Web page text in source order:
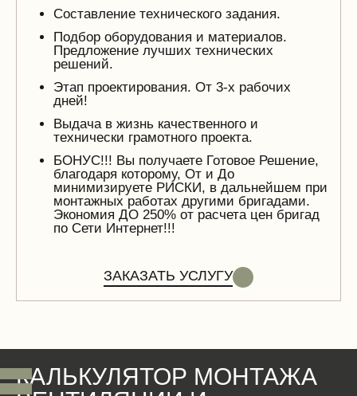
Составление технического задания.
Подбор оборудования и материалов.
Предложение лучших технических
решений.
Этап проектирования. От 3-х рабочих
дней!
Выдача в жизнь качественного и
технически грамотного проекта.
БОНУС!!! Вы получаете Готовое Решение,
благодаря которому, От и До
минимизируете РИСКИ, в дальнейшем при
монтажных работах другими бригадами.
Экономия ДО 250% от расчета цен бригад
по Сети Интернет!!!
ЗАКАЗАТЬ УСЛУГУ
КАЛЬКУЛЯТОР МОНТАЖА